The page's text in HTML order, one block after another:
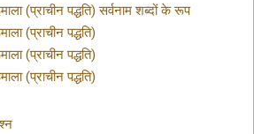
(प्राचीन पद्धति) सर्वनाम शब्दों के रूप
(प्राचीन पद्धति)
(प्राचीन पद्धति)
(प्राचीन पद्धति)